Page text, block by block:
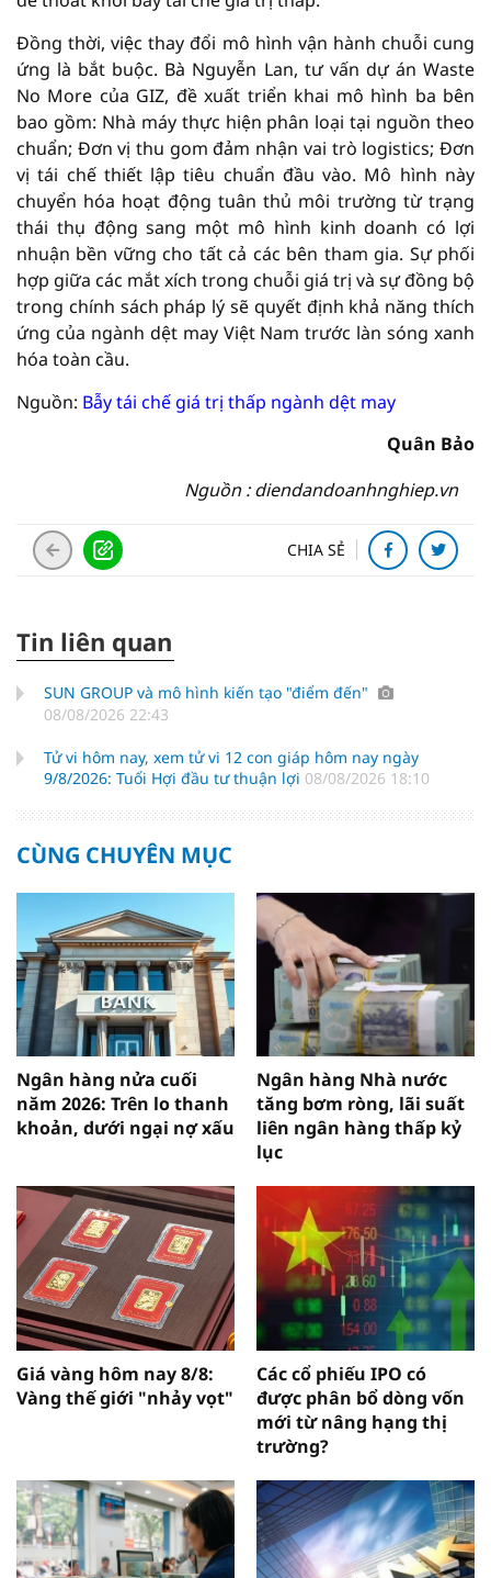
Đồng thời, việc thay đổi mô hình vận hành chuỗi cung
ứng là bắt buộc. Bà Nguyễn Lan, tư vấn dự án Waste
No More của GIZ, đề xuất triển khai mô hình ba bên
bao gồm: Nhà máy thực hiện phân loại tại nguồn theo
chuẩn; Đơn vị thu gom đảm nhận vai trò logistics; Đơn
vị tái chế thiết lập tiêu chuẩn đầu vào. Mô hình này
chuyển hóa hoạt động tuân thủ môi trường từ trạng
thái thụ động sang một mô hình kinh doanh có lợi
nhuận bền vững cho tất cả các bên tham gia. Sự phối
hợp giữa các mắt xích trong chuỗi giá trị và sự đồng bộ
trong chính sách pháp lý sẽ quyết định khả năng thích
ứng của ngành dệt may Việt Nam trước làn sóng xanh
hóa toàn cầu.
Nguồn: Bẫy tái chế giá trị thấp ngành dệt may
Quân Bảo
Nguồn : diendandoanhnghiep.vn
CHIA SẺ
Tin liên quan
SUN GROUP và mô hình kiến tạo "điểm đến"
08/08/2026 22:43
Tử vi hôm nay, xem tử vi 12 con giáp hôm nay ngày
9/8/2026: Tuổi Hợi đầu tư thuận lợi 08/08/2026 18:10
CÙNG CHUYÊN MỤC
Ngân hàng nửa cuối
năm 2026: Trên lo thanh
khoản, dưới ngại nợ xấu
Ngân hàng Nhà nước
tăng bơm ròng, lãi suất
liên ngân hàng thấp kỷ
lục
Giá vàng hôm nay 8/8:
Vàng thế giới "nhảy vọt"
Các cổ phiếu IPO có
được phân bổ dòng vốn
mới từ nâng hạng thị
trường?